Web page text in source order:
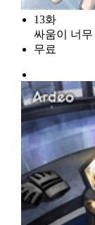
13화
싸움이 너
무료